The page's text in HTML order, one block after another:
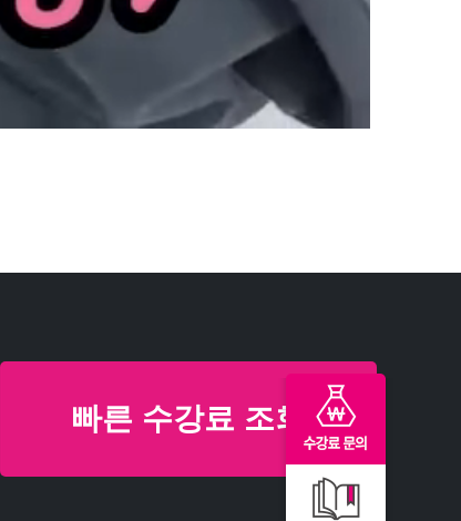
빠른 수강료 조회